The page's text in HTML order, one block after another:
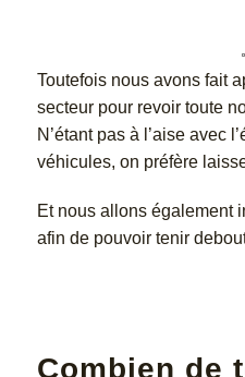
Toutefois nous avons fait
secteur pour revoir toute
N’étant pas à l’aise avec
véhicules, on préfère
Et nous allons également
afin de pouvoir tenir
Combien de